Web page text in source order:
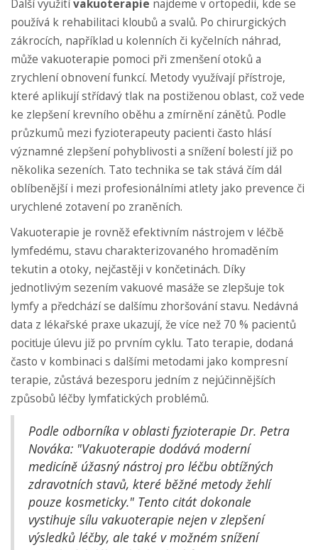
Další využitívakuoterapie najdeme v ortopedii, kde se
používá k rehabilitaci kloubů a svalů. Po chirurgických
zákrocích, například u kolenních či kyčelních náhrad,
může vakuoterapie pomoci při zmenšení otoků a
zrychlení obnovení funkcí. Metody využívají přístroje,
které aplikují střídavý tlak na postiženou oblast, což vede
ke zlepšení krevního oběhu a zmírnění zánětů. Podle
průzkumů mezi fyzioterapeuty pacienti často hlásí
významné zlepšení pohyblivosti a snížení bolestí již po
několika sezeních. Tato technika se tak stává čím dál
oblíbenější i mezi profesionálními atlety jako prevence či
urychlené zotavení po zraněních.
Vakuoterapie je rovněž efektivním nástrojem v léčbě
lymfedému, stavu charakterizovaného hromaděním
tekutin a otoky, nejčastěji v končetinách. Díky
jednotlivým sezením vakuové masáže se zlepšuje tok
lymfy a předchází se dalšímu zhoršování stavu. Nedávná
data z lékařské praxe ukazují, že více než 70 % pacientů
pociťuje úlevu již po prvním cyklu. Tato terapie, dodaná
často v kombinaci s dalšími metodami jako kompresní
terapie, zůstává bezesporu jedním z nejúčinnějších
způsobů léčby lymfatických problémů.
Podle odborníka v oblasti fyzioterapie Dr. Petra
Nováka: "Vakuoterapie dodává moderní
medicíně úžasný nástroj pro léčbu obtížných
zdravotních stavů, které běžné metody žehlí
pouze kosmeticky." Tento citát dokonale
vystihuje sílu vakuoterapie nejen v zlepšení
výsledků léčby, ale také v možném snížení